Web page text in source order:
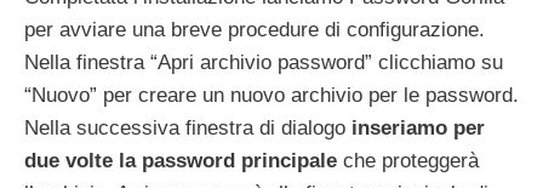
per avviare una breve procedure di configurazione.
Nella finestra “Apri archivio password” clicchiamo su
“Nuovo” per creare un nuovo archivio per le password.
Nella successiva finestra di dialogo inseriamo per
due volte la password principale che proteggerà